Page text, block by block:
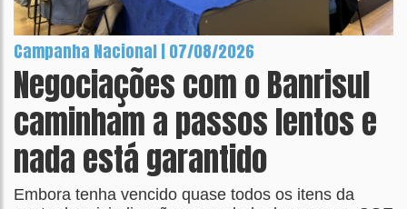
Campanha Nacional | 07/08/2026
Negociações com o Banrisul
caminham a passos lentos e
nada está garantido
Embora tenha vencido quase todos os itens da